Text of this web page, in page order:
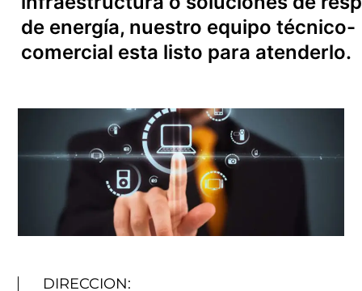
de energía, nuestro equipo técnico-
comercial esta listo para atenderlo.
DIRECCION: